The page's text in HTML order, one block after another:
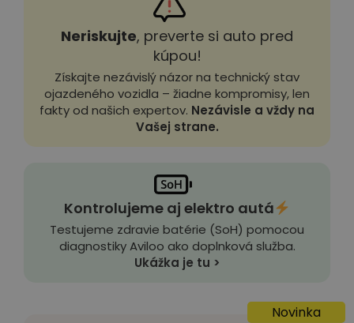
Neriskujte, preverte si auto pred
kúpou!
Získajte nezávislý názor na technický stav
ojazdeného vozidla – žiadne kompromisy, len
fakty od našich expertov. Nezávisle a vždy na
Vašej strane.
Kontrolujeme aj elektro autá
Testujeme zdravie batérie (SoH) pomocou
diagnostiky Aviloo ako doplnková služba.
Ukážka je tu >
Novinka